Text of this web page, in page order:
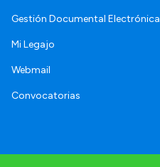
Gestión Documental Electrónica
Mi Legajo
Webmail
Convocatorias